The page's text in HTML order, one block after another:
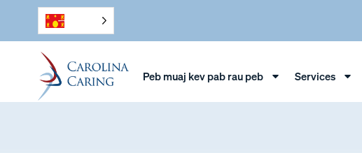
Peb muaj kev pab rau peb Services